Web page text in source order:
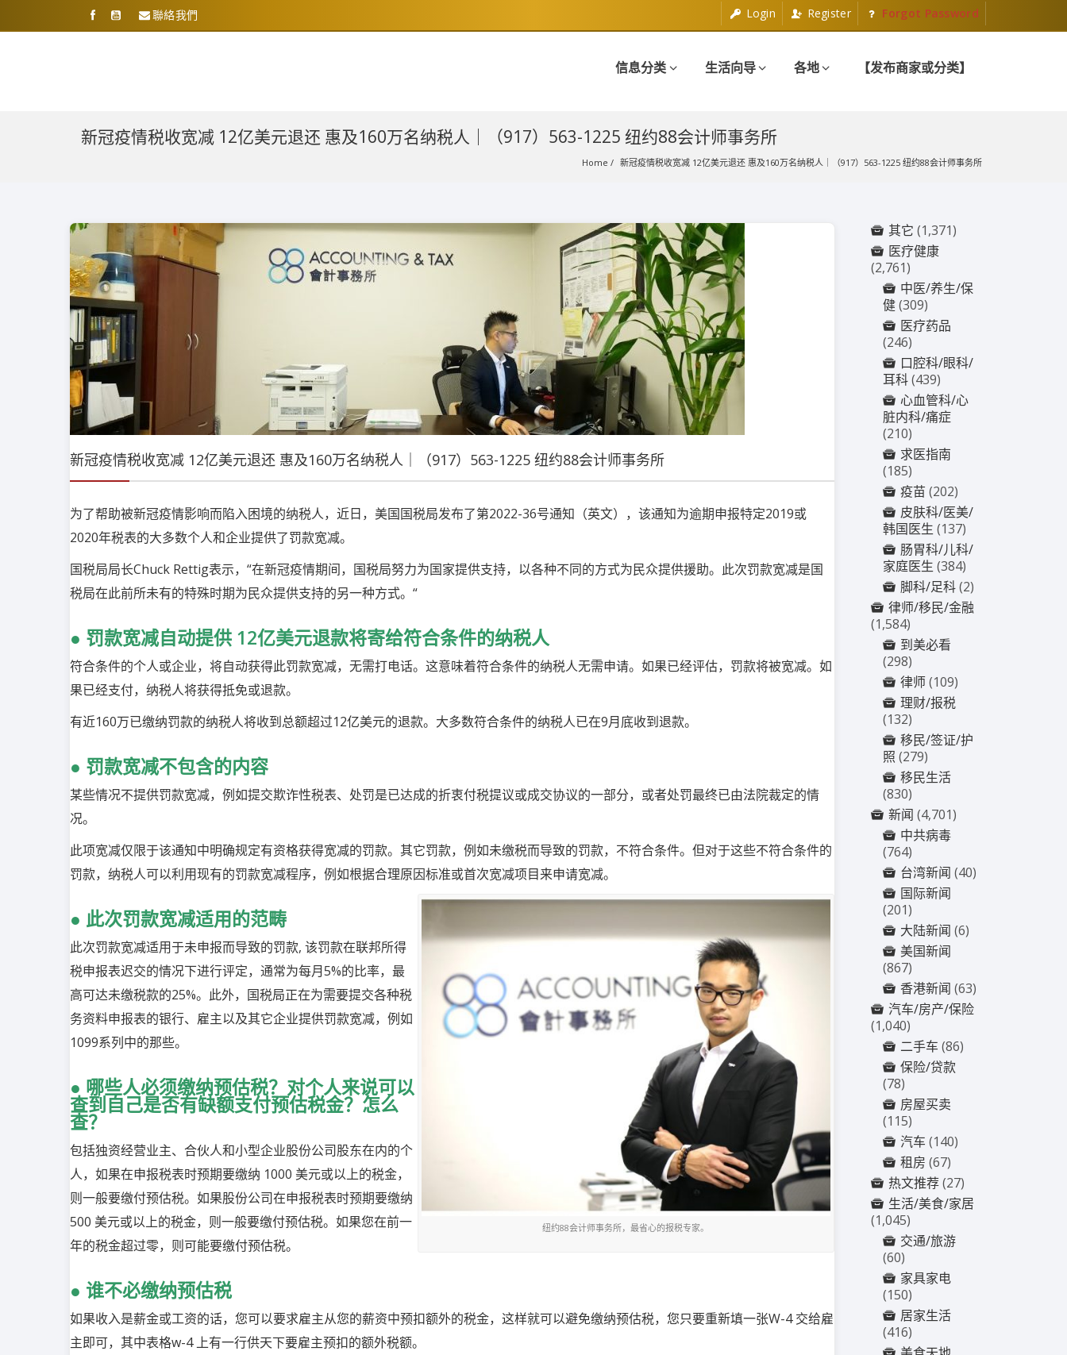
聯絡我們 Login Register Forgot Password
信息分类 生活向导 各地 【发布商家或分类】
新冠疫情税收宽减 12亿美元退还 惠及160万名纳税人｜（917）563-1225 纽约88会计师事务所
Home 新冠疫情税收宽减 12亿美元退还 惠及160万名纳税人｜（917）563-1225 纽约88会计师事务所
新冠疫情税收宽减 12亿美元退还 惠及160万名纳税人｜（917）563-1225 纽约88会计师事务所
为了帮助被新冠疫情影响而陷入困境的纳税人，近日，美国国税局发布了第2022-36号通知（英文），该通知为逾期申报特定2019或
2020年税表的大多数个人和企业提供了罚款宽减。
国税局局长Chuck Rettig表示， “在新冠疫情期间，国税局努力为国家提供支持，以各种不同的方式为民众提供援助。此次罚款宽减是国
税局在此前所未有的特殊时期为民众提供支持的另一种方式。 “
● 罚款宽减自动提供 12亿美元退款将寄给符合条件的纳税人
符合条件的个人或企业，将自动获得此罚款宽减，无需打电话。这意味着符合条件的纳税人无需申请。如果已经评估，罚款将被宽减。如
果已经支付，纳税人将获得抵免或退款。
有近160万已缴纳罚款的纳税人将收到总额超过12亿美元的退款。大多数符合条件的纳税人已在9月底收到退款。
● 罚款宽减不包含的内容
某些情况不提供罚款宽减，例如提交欺诈性税表、处罚是已达成的折衷付税提议或成交协议的一部分，或者处罚最终已由法院裁定的情
况。
此项宽减仅限于该通知中明确规定有资格获得宽减的罚款。其它罚款，例如未缴税而导致的罚款，不符合条件。但对于这些不符合条件的
罚款，纳税人可以利用现有的罚款宽减程序，例如根据合理原因标准或首次宽减项目来申请宽减。
纽约88会计师事务所，最省心的报税专家。
● 此次罚款宽减适用的范畴
此次罚款宽减适用于未申报而导致的罚款, 该罚款在联邦所得
税申报表迟交的情况下进行评定，通常为每月5%的比率，最
高可达未缴税款的25%。此外，国税局正在为需要提交各种税
务资料申报表的银行、雇主以及其它企业提供罚款宽减，例如
1099系列中的那些。
● 哪些人必须缴纳预估税？对个人来说可以
查到自己是否有缺额支付预估税金？怎么
查？
包括独资经营业主、合伙人和小型企业股份公司股东在内的个
人，如果在申报税表时预期要缴纳 1000 美元或以上的税金，
则一般要缴付预估税。如果股份公司在申报税表时预期要缴纳
500 美元或以上的税金，则一般要缴付预估税。如果您在前一
年的税金超过零，则可能要缴付预估税。
● 谁不必缴纳预估税
如果收入是薪金或工资的话，您可以要求雇主从您的薪资中预扣额外的税金，这样就可以避免缴纳预估税，您只要重新填一张W-4交给雇
主即可，其中表格w-4上有一行供天下要雇主预扣的额外税额。
其它 (1,371)
医疗健康
(2,761)
中医/养生/保
健(309)
医疗药品
(246)
口腔科/眼科/
耳科(439)
心血管科/心
脏内科/痛症
(210)
求医指南
(185)
疫苗 (202)
皮肤科/医美/
韩国医生 (137)
肠胃科/儿科/
家庭医生 (384)
脚科/足科(2)
律师/移民/金融
(1,584)
到美必看
(298)
律师(109)
理财/报税
(132)
移民/签证/护
照 (279)
移民生活
(830)
新闻 (4,701)
中共病毒
(764)
台湾新闻 (40)
国际新闻
(201)
大陆新闻 (6)
美国新闻
(867)
香港新闻 (63)
汽车/房产/保险
(1,040)
二手车 (86)
保险/贷款
(78)
房屋买卖
(115)
汽车 (140)
租房 (67)
热文推荐(27)
生活/美食/家居
(1,045)
交通/旅游
(60)
家具家电
(150)
居家生活
(416)